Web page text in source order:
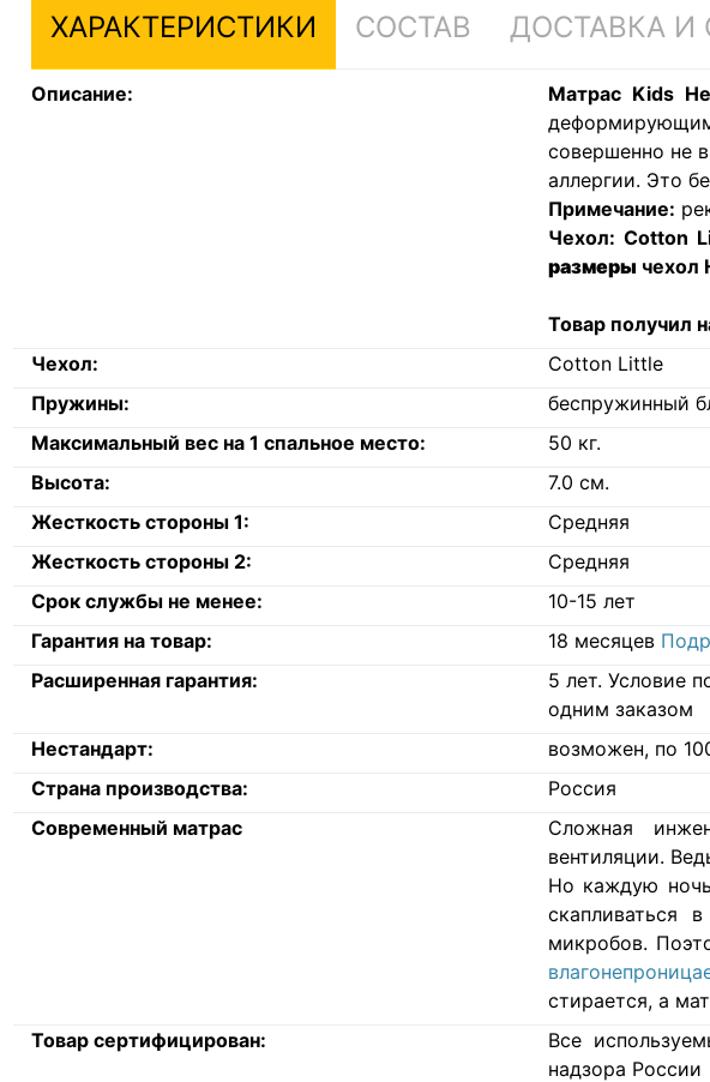
ХАРАКТЕРИСТИКИ СОСТАВ ДОСТАВКА И
Описание: Матрас Kids
совершенно не
аллергии. Это
Примечание:
Чехол: Cotton
размеры чехол
Товар получил
Чехол:
Cotton Little
Пружины:
беспружинный
Максимальный вес на 1 спальное место:
50 кг.
Высота:
7.0 см.
Жесткость стороны 1:
Средняя
Жесткость стороны 2:
Средняя
Срок службы не менее:
10-15 лет
Гарантия на товар:
18 месяцев
Расширенная гарантия:
5 лет. Условие
одним заказом
Нестандарт:
возможен, по
Страна производства:
Россия
Современный матрас
Cложная
вентиляции.
Но каждую
скапливаться
микробов.
стирается, а
Товар сертифицирован:
Все
надзора России